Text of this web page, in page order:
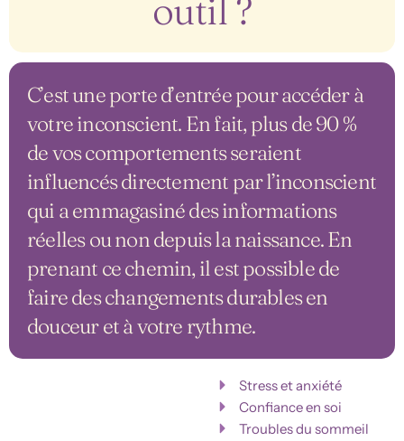
outil ?
C’est une porte d’entrée pour accéder à
votre inconscient. En fait, plus de 90 %
de vos comportements seraient
influencés directement par l’inconscient
qui a emmagasiné des informations
réelles ou non depuis la naissance. En
prenant ce chemin, il est possible de
faire des changements durables en
douceur et à votre rythme.
Stress et anxiété
Confiance en soi
Troubles du sommeil